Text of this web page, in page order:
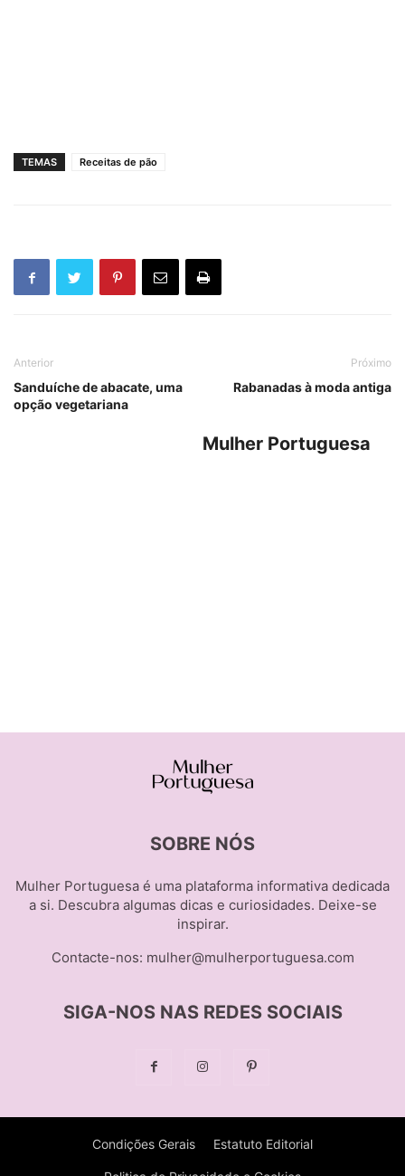
TEMAS Receitas de pão
Anterior
Sanduíche de abacate, uma
opção vegetariana
Próximo
Rabanadas à moda antiga
Mulher Portuguesa
SOBRE NÓS
Mulher Portuguesa é uma plataforma informativa dedicada
a si. Descubra algumas dicas e curiosidades. Deixe-se
inspirar.
Contacte-nos: mulher@mulherportuguesa.com
SIGA-NOS NAS REDES SOCIAIS
Condições Gerais Estatuto Editorial